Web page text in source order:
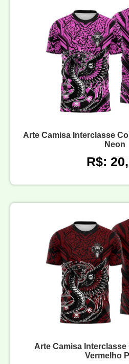
Arte Camisa Interclasse
Neon
R$:
Arte Camisa Interclasse
Vermelho